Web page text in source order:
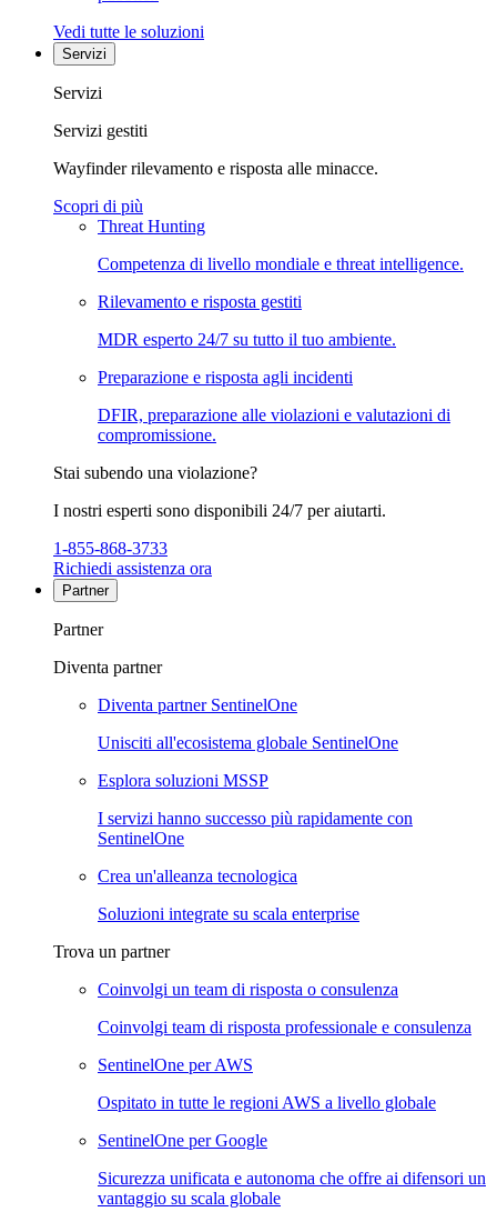
Vedi tutte le soluzioni
Servizi
Servizi
Servizi gestiti
Wayfinder rilevamento e risposta alle minacce.
Scopri di più
Threat Hunting
Competenza di livello mondiale e threat intelligence.
Rilevamento e risposta gestiti
MDR esperto 24/7 su tutto il tuo ambiente.
Preparazione e risposta agli incidenti
DFIR, preparazione alle violazioni e valutazioni di
compromissione.
Stai subendo una violazione?
I nostri esperti sono disponibili 24/7 per aiutarti.
1-855-868-3733
Richiedi assistenza ora
Partner
Partner
Diventa partner
Diventa partner SentinelOne
Unisciti all'ecosistema globale SentinelOne
Esplora soluzioni MSSP
I servizi hanno successo più rapidamente con
SentinelOne
Crea un'alleanza tecnologica
Soluzioni integrate su scala enterprise
Trova un partner
Coinvolgi un team di risposta o consulenza
Coinvolgi team di risposta professionale e consulenza
SentinelOne per AWS
Ospitato in tutte le regioni AWS a livello globale
SentinelOne per Google
Sicurezza unificata e autonoma che offre ai difensori un
vantaggio su scala globale